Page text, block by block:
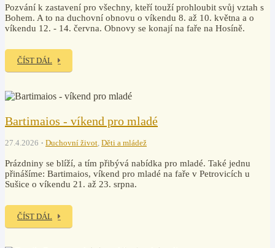
Pozvání k zastavení pro všechny, kteří touží prohloubit svůj vztah s
Bohem. A to na duchovní obnovu o víkendu 8. až 10. května a o
víkendu 12. - 14. června. Obnovy se konají na faře na Hosíně.
ČÍST DÁL
Bartimaios - víkend pro mladé
27.4.2026 Duchovní život, Děti a mládež
Prázdniny se blíží, a tím přibývá nabídka pro mladé. Také jednu
přinášíme: Bartimaios, víkend pro mladé na faře v Petrovicích u
Sušice o víkendu 21. až 23. srpna.
ČÍST DÁL